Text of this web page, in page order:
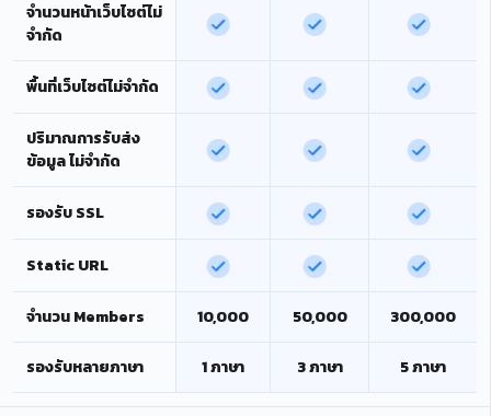
จำนวนหน้าเว็บไซต์ไม่
จำกัด
พื้นที่เว็บไซต์ไม่จำกัด
ปริมาณการรับส่ง
ข้อมูล ไม่จำกัด
รองรับ SSL
Static URL
จำนวน Members 10,000 50,000 300,000
รองรับหลายภาษา 1 ภาษา 3 ภาษา 5 ภาษา